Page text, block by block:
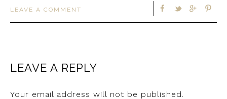
LEAVE A COMMENT
LEAVE A REPLY
Your email address will not be published.